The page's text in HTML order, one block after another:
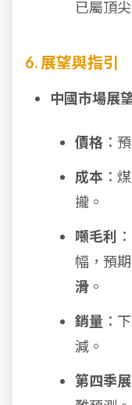
已屬頂
6. 展望與指引
中國市場展
價格 ：
成本 ：
攏。
噸毛利
幅，預
滑 。
銷量 ：
減。
第四季